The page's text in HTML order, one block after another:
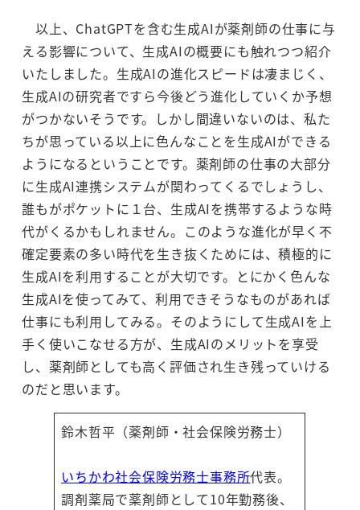
以上、ChatGPTを含む生成AIが薬剤師の仕事に与
える影響について、生成AIの概要にも触れつつ紹介
いたしました。生成AIの進化スピードは凄まじく、
生成AIの研究者ですら今後どう進化していくか予想
がつかないそうです。しかし間違いないのは、私た
ちが思っている以上に色んなことを生成AIができる
ようになるということです。薬剤師の仕事の大部分
に生成AI連携システムが関わってくるでしょうし、
誰もがポケットに１台、生成AIを携帯するような時
代がくるかもしれません。このような進化が早く不
確定要素の多い時代を生き抜くためには、積極的に
生成AIを利用することが大切です。とにかく色んな
生成AIを使ってみて、利用できそうなものがあれば
仕事にも利用してみる。そのようにして生成AIを上
手く使いこなせる方が、生成AIのメリットを享受
し、薬剤師としても高く評価され生き残っていける
のだと思います。
鈴木哲平（薬剤師・社会保険労務士）
いちかわ社会保険労務士事務所代表。
調剤薬局で薬剤師として10年勤務後、